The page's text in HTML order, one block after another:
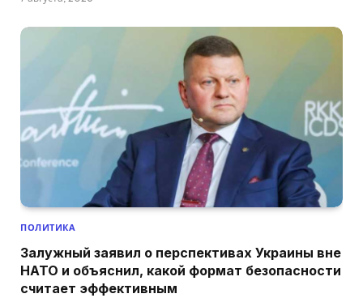
ПОЛИТИКА
Залужный заявил о перспективах Украины вне
НАТО и объяснил, какой формат безопасности
считает эффективным